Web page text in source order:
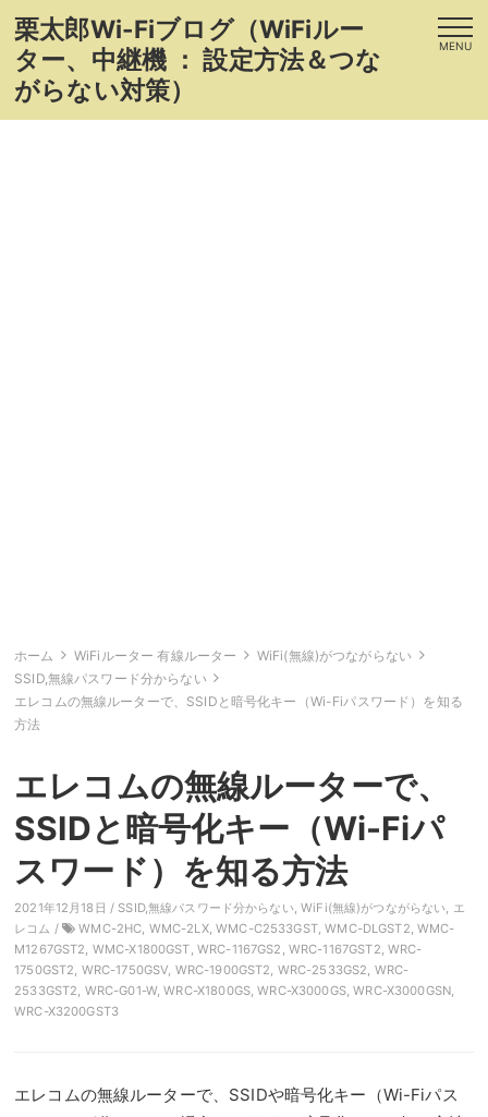
栗太郎Wi-Fiブログ（WiFiルー
ター、中継機 ： 設定方法＆つな
がらない対策）
MENU
ホーム WiFiルーター 有線ルーター
WiFi(無線)がつながらない
SSID,無線パスワード分からない
エレコムの無線ルーターで、SSIDと暗号化キー（Wi-Fiパスワード）を知る
方法
エレコムの無線ルーターで、
SSIDと暗号化キー（Wi-Fiパ
スワード）を知る方法
2021年12月18日 / SSID,無線パスワード分からない,WiFi(無線)がつながらない, エ
レコム / WMC-2HC, WMC-2LX,WMC-C2533GST,WMC-DLGST2,WMC-
M1267GST2, WMC-X1800GST, WRC-1167GS2 , WRC-1167GST2,WRC-
1750GST2, WRC-1750GSV, WRC-1900GST2, WRC-2533GS2, WRC-
2533GST2, WRC-G01-W,WRC-X1800GS,WRC-X3000GS,WRC-X3000GSN,
WRC-X3200GST3
エレコムの無線ルーターで、SSIDや暗号化キー（Wi-Fiパス